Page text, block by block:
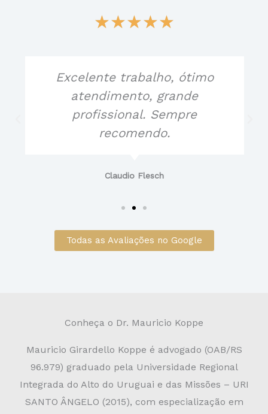
★★★★★
a
s
i
a
d
o
Excelente trabalho, ótimo
atendimento, grande
profissional. Sempre
recomendo.
Claudio Flesch
Todas as Avaliações no Google
Conheça o Dr. Mauricio Koppe
Mauricio Girardello Koppe é advogado (OAB/RS
96.979) graduado pela Universidade Regional
Integrada do Alto do Uruguai e das Missões – URI
SANTO ÂNGELO (2015), com especialização em